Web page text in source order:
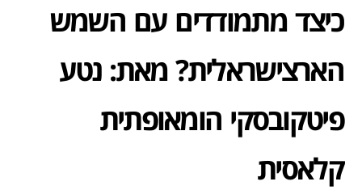
כיצד מתמודדים עם השמש
הארצישראלית? מאת: נטע
פיטקובסקי הומאופתית
קלאסית